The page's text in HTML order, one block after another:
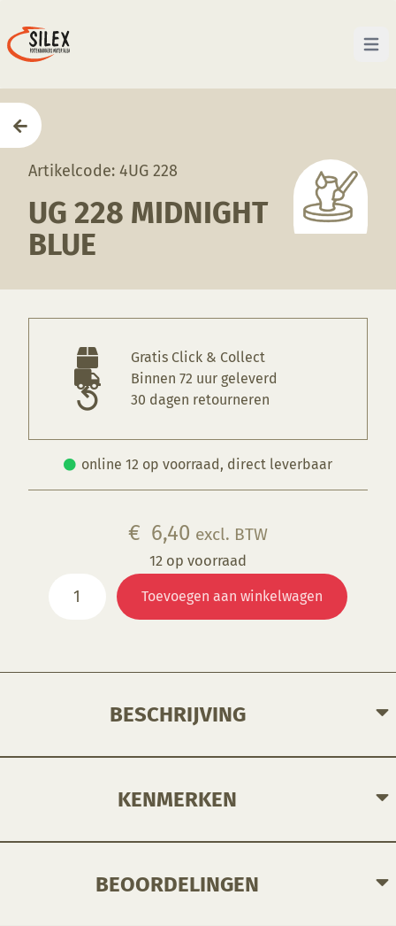
Open
Artikelcode: 4UG 228
UG 228 MIDNIGHT
BLUE
Gratis Click & Collect
Binnen 72 uur geleverd
30 dagen retourneren
online 12 op voorraad, direct leverbaar
€ 6,40 excl. BTW
12 op voorraad
aantal
Toevoegen aan winkelwagen
BESCHRIJVING
KENMERKEN
BEOORDELINGEN